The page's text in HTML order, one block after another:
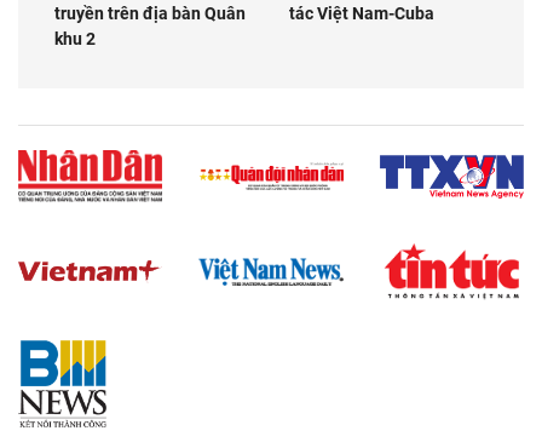
truyền trên địa bàn Quân
khu 2
tác Việt Nam-Cuba